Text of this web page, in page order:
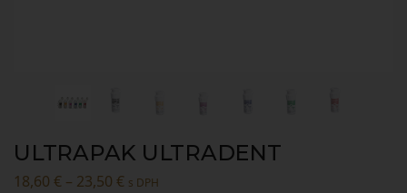
ULTRAPAK ULTRADENT
18,60 € – 23,50 € s DPH